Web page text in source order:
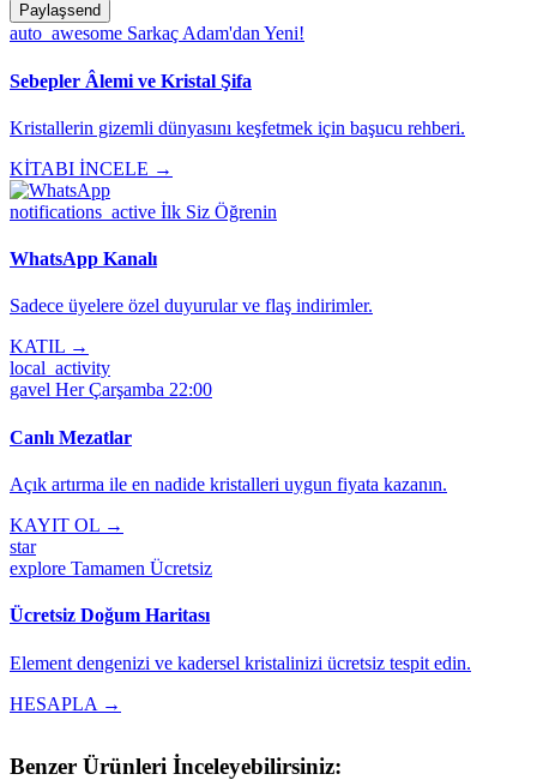
Paylaşsend
auto_awesome Sarkaç Adam'dan Yeni!
Sebepler Âlemi ve Kristal Şifa
Kristallerin gizemli dünyasını keşfetmek için başucu rehberi.
KİTABI İNCELE →
notifications_active İlk Siz Öğrenin
WhatsApp Kanalı
Sadece üyelere özel duyurular ve flaş indirimler.
KATIL →
local_activity
gavel Her Çarşamba 22:00
Canlı Mezatlar
Açık artırma ile en nadide kristalleri uygun fiyata kazanın.
KAYIT OL →
star
explore Tamamen Ücretsiz
Ücretsiz Doğum Haritası
Element dengenizi ve kadersel kristalinizi ücretsiz tespit edin.
HESAPLA →
Benzer Ürünleri İnceleyebilirsiniz: